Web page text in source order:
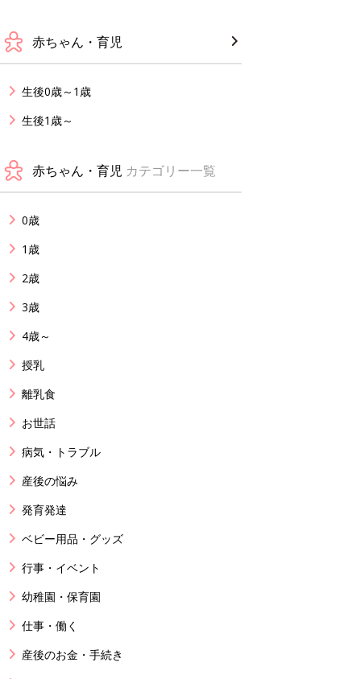
赤ちゃん・育児
生後0歳～1歳
生後1歳～
赤ちゃん・育児 カテゴリー一覧
0歳
1歳
2歳
3歳
4歳～
授乳
離乳食
お世話
病気・トラブル
産後の悩み
発育発達
ベビー用品・グッズ
行事・イベント
幼稚園・保育園
仕事・働く
産後のお金・手続き